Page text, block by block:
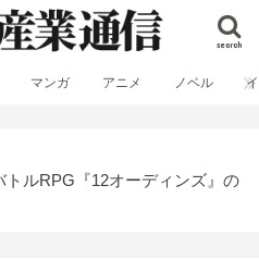
search
マンガ アニメ ノベル
ルRPG『12オーディンズ』の